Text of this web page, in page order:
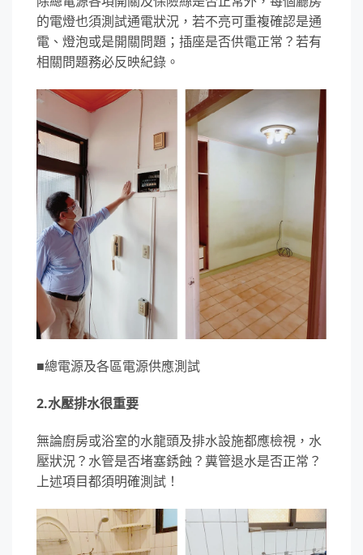
的電燈也須測試通電狀況，若不亮可重複確認是通
電、燈泡或是開關問題；插座是否供電正常？若有
相關問題務必反映紀錄。
■總電源及各區電源供應測試
2.水壓排水很重要
無論廚房或浴室的水龍頭及排水設施都應檢視，水
壓狀況？水管是否堵塞銹蝕？糞管退水是否正常？
上述項目都須明確測試！